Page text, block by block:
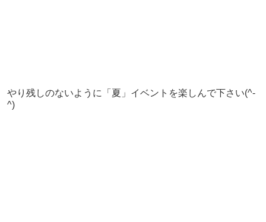
やり残しのないように「夏」イベントを楽しんで下さい(^-
^)